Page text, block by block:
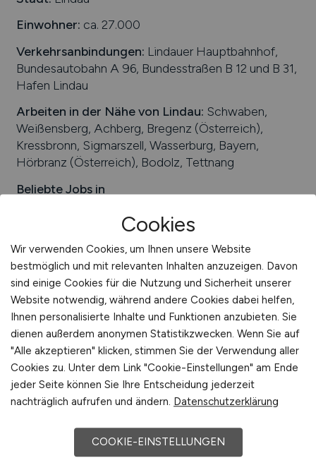
Einwohner: ca. 27.000
Verkehrsanbindungen: Lindauer Hauptbahnhof,
Bundesautobahn A 96, Bundesstraßen B 12 und B 31,
Hafen Lindau
Arbeiten in der Nähe von Lindau: Schwaben,
Weißensberg, Achberg, Bregenz (Österreich),
Kressbronn, Sigmarszell, Wasserburg, Bayern,
Hörbranz (Österreich), Bodolz, Tettnang
Beliebte Jobs in
Gastronomie, Schifffahrt, Tourismus, Chemie,
Beliebte Arbeitgeber inLindau, die attraktive
Jobangebote bieten:Schuster Chemie GmbH &
Co. KG, Asklepios Klinik Lindau, Continental – ADC
Automotive Distance Control Systems GmbH,
ENGIE Refrigeration GmbH, Metzeler, Lindauer
Bodensee Fruchtsäfte GmbH, Siemens Industry
Software GmbH, CMORE Automotive GmbH,
Liebherr Elektronik GmbH, Lindauer Dornier GmbH,
Xomox International GmbH & Co.
Einfach online aktuelle Stellenangebote in
und Umgebung suchen. Informieren Sie sich auf
unserem Stellenmarkt über Jobangebote und
Cookies
Wir verwenden Cookies, um Ihnen unsere Website
bestmöglich und mit relevanten Inhalten anzuzeigen. Davon
sind einige Cookies für die Nutzung und Sicherheit unserer
Website notwendig, während andere Cookies dabei helfen,
Ihnen personalisierte Inhalte und Funktionen anzubieten. Sie
dienen außerdem anonymen Statistikzwecken. Wenn Sie auf
"Alle akzeptieren" klicken, stimmen Sie der Verwendung aller
Cookies zu. Unter dem Link "Cookie-Einstellungen" am Ende
jeder Seite können Sie Ihre Entscheidung jederzeit
nachträglich aufrufen und ändern. Datenschutzerklärung
COOKIE-EINSTELLUNGEN